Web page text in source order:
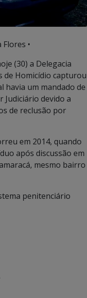
Flores •
(30) a Delegacia
de Homicídio capturou
havia um mandado de
devido a
de reclusão por
em 2014, quando
após discussão em
mesmo bairro
penitenciário